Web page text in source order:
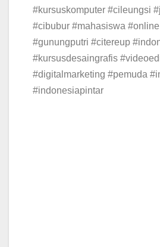
#kursuskomputer #cileungsi
#cibubur #mahasiswa
#gunungputri #citereup
#kursusdesaingrafis
#digitalmarketing #pemuda
#indonesiapintar